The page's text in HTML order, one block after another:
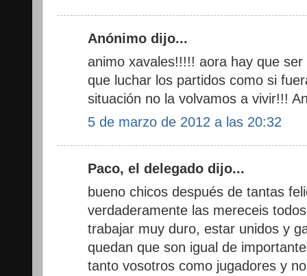
Anónimo dijo...
animo xavales!!!!! aora hay que
que luchar los partidos como si
situación no la volvamos a vivir!!!
5 de marzo de 2012 a las 20:32
Paco, el delegado dijo...
bueno chicos después de tantas
verdaderamente las mereceis
trabajar muy duro, estar unidos y
quedan que son igual de
tanto vosotros como jugadores y